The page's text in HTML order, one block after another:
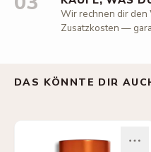
Wir rechnen dir den
Zusatzkosten —
DAS KÖNNTE DIR